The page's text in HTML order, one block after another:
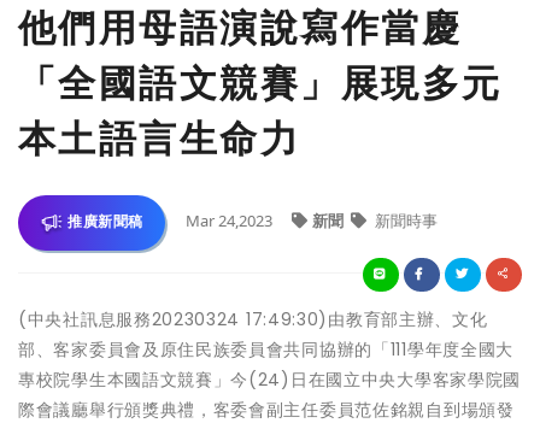
他們用母語演說寫作當慶
「全國語文競賽」展現多元
本土語言生命力
推廣新聞稿 Mar 24,2023 新聞 新聞時事
(中央社訊息服務20230324 17:49:30)由教育部主辦、文化
部、客家委員會及原住民族委員會共同協辦的「111學年度全國大
專校院學生本國語文競賽」今(24)日在國立中央大學客家學院國
際會議廳舉行頒獎典禮，客委會副主任委員范佐銘親自到場頒發